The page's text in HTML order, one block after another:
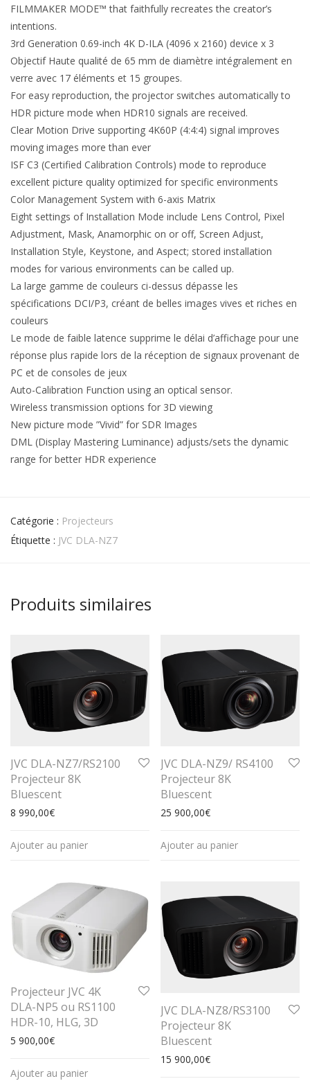
FILMMAKER MODE™ that faithfully recreates the creator’s
intentions.
3rd Generation 0.69-inch 4K D-ILA (4096 x 2160) device x 3
Objectif Haute qualité de 65 mm de diamètre intégralement en
verre avec 17 éléments et 15 groupes.
For easy reproduction, the projector switches automatically to
HDR picture mode when HDR10 signals are received.
Clear Motion Drive supporting 4K60P (4:4:4) signal improves
moving images more than ever
ISF C3 (Certified Calibration Controls) mode to reproduce
excellent picture quality optimized for specific environments
Color Management System with 6-axis Matrix
Eight settings of Installation Mode include Lens Control, Pixel
Adjustment, Mask, Anamorphic on or off, Screen Adjust,
Installation Style, Keystone, and Aspect; stored installation
modes for various environments can be called up.
La large gamme de couleurs ci-dessus dépasse les
spécifications DCI/P3, créant de belles images vives et riches en
couleurs
Le mode de faible latence supprime le délai d’affichage pour une
réponse plus rapide lors de la réception de signaux provenant de
PC et de consoles de jeux
Auto-Calibration Function using an optical sensor.
Wireless transmission options for 3D viewing
New picture mode ”Vivid” for SDR Images
DML (Display Mastering Luminance) adjusts/sets the dynamic
range for better HDR experience
Catégorie : Projecteurs
Étiquette : JVC DLA-NZ7
Produits similaires
JVC DLA-NZ7/RS2100
Projecteur 8K
Bluescent
8 990,00€
Ajouter au panier
JVC DLA-NZ9/ RS4100
Projecteur 8K
Bluescent
25 900,00€
Ajouter au panier
Projecteur JVC 4K
DLA-NP5 ou RS1100
HDR-10, HLG, 3D
5 900,00€
Ajouter au panier
JVC DLA-NZ8/RS3100
Projecteur 8K
Bluescent
15 900,00€